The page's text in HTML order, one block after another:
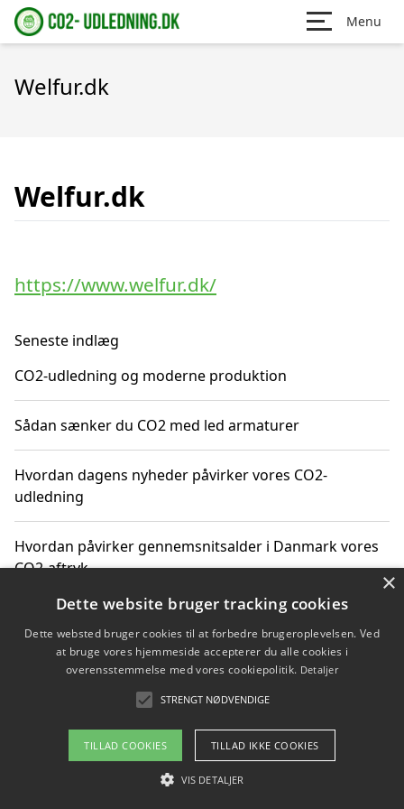
Menu
Welfur.dk
Welfur.dk
https://www.welfur.dk/
Seneste indlæg
CO2-udledning og moderne produktion
Sådan sænker du CO2 med led armaturer
Hvordan dagens nyheder påvirker vores CO2-
udledning
Hvordan påvirker gennemsnitsalder i Danmark vores
CO2-aftryk
Hvordan nyheder om CO2-udledning påvirker vores
hverdag
Om / kontakt
Blog Betingelser
×
Dette website bruger tracking cookies
Dette websted bruger cookies til at forbedre brugeroplevelsen. Ved
at bruge vores hjemmeside accepterer du alle cookies i
overensstemmelse med vores cookiepolitik. Detaljer
STRENGT NØDVENDIGE
TILLAD COOKIES TILLAD IKKE COOKIES
VIS DETALJER